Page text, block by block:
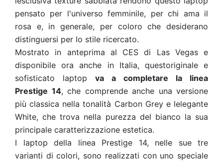
pensato per l'universo femminile, per chi ama il
rosa e, in generale, per coloro che desiderano
distinguersi per lo stile ricercato.
Mostrato in anteprima al CES di Las Vegas e
disponibile ora anche in Italia, questoriginale e
sofisticato laptop va a completare la linea
Prestige 14, che comprende anche una versione
più classica nella tonalità Carbon Grey e lelegante
White, che trova nella purezza del bianco la sua
principale caratterizzazione estetica.
I laptop della linea Prestige 14, nelle sue tre
varianti di colori, sono realizzati con uno speciale